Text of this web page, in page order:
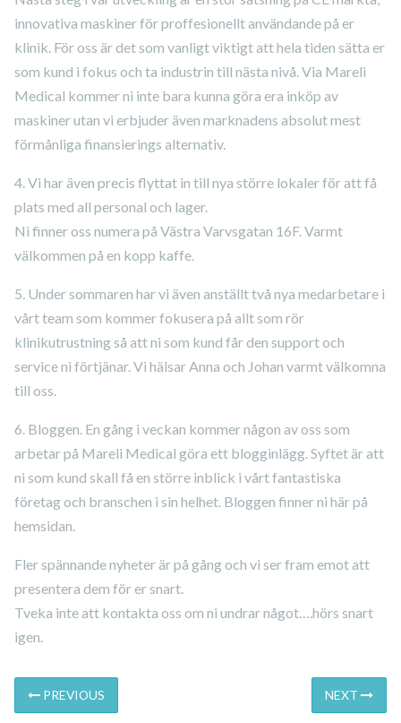
innovativa maskiner för proffesionellt användande på er
klinik. För oss är det som vanligt viktigt att hela tiden sätta er
som kund i fokus och ta industrin till nästa nivå. Via Mareli
Medical kommer ni inte bara kunna göra era inköp av
maskiner utan vi erbjuder även marknadens absolut mest
förmånliga finansierings alternativ.
4. Vi har även precis flyttat in till nya större lokaler för att få
plats med all personal och lager.
Ni finner oss numera på Västra Varvsgatan 16F. Varmt
välkommen på en kopp kaffe.
5. Under sommaren har vi även anställt två nya medarbetare i
vårt team som kommer fokusera på allt som rör
klinikutrustning så att ni som kund får den support och
service ni förtjänar. Vi hälsar Anna och Johan varmt välkomna
till oss.
6. Bloggen. En gång i veckan kommer någon av oss som
arbetar på Mareli Medical göra ett blogginlägg. Syftet är att
ni som kund skall få en större inblick i vårt fantastiska
företag och branschen i sin helhet. Bloggen finner ni här på
hemsidan.
Fler spännande nyheter är på gång och vi ser fram emot att
presentera dem för er snart.
Tveka inte att kontakta oss om ni undrar något….hörs snart
igen.
INLÄGGSNAVIGERING
PREVIOUS
post:
NEXT